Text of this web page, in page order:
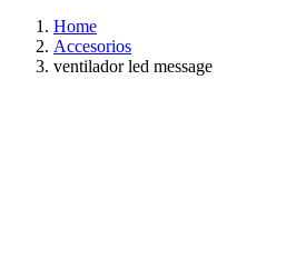
Home
Accesorios
ventilador led message